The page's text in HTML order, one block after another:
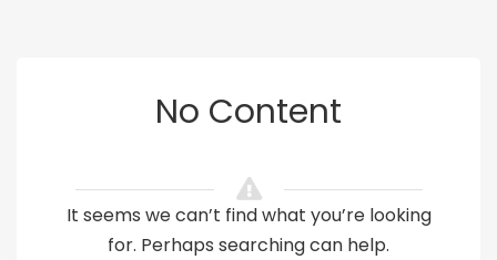
No Content
It seems we can’t find what you’re looking
for. Perhaps searching can help.